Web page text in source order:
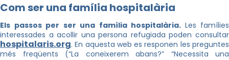
Com ser una família hospitalària
Els passos per ser una família hospitalària. Les famílies
interessades a acollir una persona refugiada poden consultar
hospitalaris.org. En aquesta web es responen les preguntes
més freqüents (“La coneixerem abans?” “Necessita una